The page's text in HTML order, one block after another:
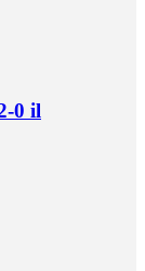
0 il